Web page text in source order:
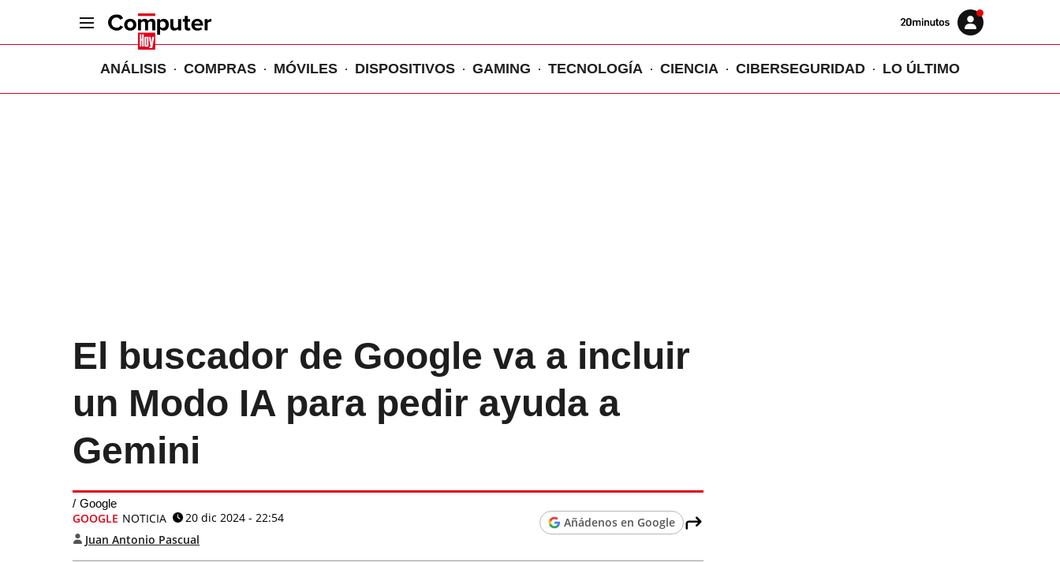
Volver
Iniciar
sesión
ANÁLISIS COMPRAS MÓVILES DISPOSITIVOS GAMING TECNOLOGÍA CIENCIA CIBERSEGURIDAD LO ÚLTIMO
El buscador de Google va a incluir
un Modo IA para pedir ayuda a
Gemini
Google
GOOGLE NOTICIA
20 dic 2024 - 22:54
Juan Antonio Pascual
Añádenos en Google